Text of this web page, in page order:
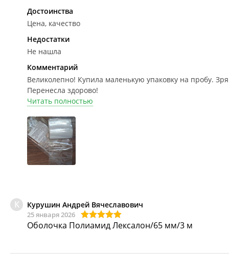
Достоинства
Цена, качество
Недостатки
Не нашла
Комментарий
Великолепно! Купила маленькую упаковку на пробу.
Перенесла здорово!
Читать полностью
К Курушин Андрей Вячеславович
25 января 2026
Оболочка Полиамид Лексалон/65 мм/3 м